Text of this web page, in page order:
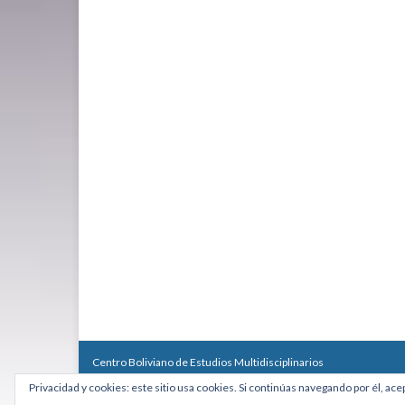
Centro Boliviano de Estudios Multidisciplinarios
Calle Macario Pinilla # 2588 esq. Av. Arce, Edificio Arcadia,
Teléfono: +591 2431818 - Celular: +591 73027636
Privacidad y cookies: este sitio usa cookies. Si continúas navegando por él,